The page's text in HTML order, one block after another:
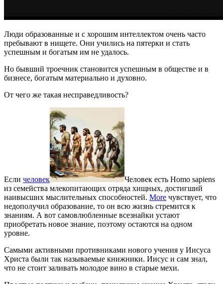
Люди образованные и с хорошим интеллектом очень часто
пребывают в нищете. Они учились на пятерки и стать
успешным и богатым им не удалось.
Но бывший троечник становится успешным в обществе и в
бизнесе, богатым материально и духовно.
От чего же такая несправедливость?
Если человек
Человек есть Homo sapiens
из семейства млекопитающих отряда хищных, достигший
наивысших мыслительных способностей. More чувствует, что
недополучил образование, то он всю жизнь стремится к
знаниям. А вот самовлюбленные всезнайки устают
приобретать новое знание, поэтому остаются на одном
уровне.
Самыми активными противниками нового учения у Иисуса
Христа были так называемые книжники. Иисус и сам знал,
что не стоит заливать молодое вино в старые мехи.